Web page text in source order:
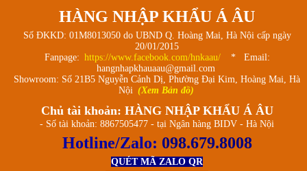
HÀNG NHẬP KHẨU Á ÂU
Số ĐKKD: 01M8013050 do UBND Q. Hoàng Mai, Hà Nội cấp ngày
20/01/2015
Fanpage: https://www.facebook.com/hnkaau/
* Email:
hangnhapkhauaau@gmail.com
Showroom: Số 21B5 Nguyễn Cảnh Dị, Phường Đại Kim, Hoàng Mai, Hà
Nội (Xem Bản đồ)
Chủ tài khoản: HÀNG NHẬP KHẨU Á ÂU
- Số tài khoản: 8867505477 - tại Ngân hàng BIDV - Hà Nội
Hotline/Zalo: 098.679.8008
QUÉT MÃ ZALO QR